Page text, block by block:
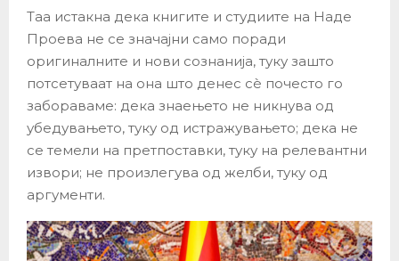
Таа истакна дека книгите и студиите на Наде
Проева не се значајни само поради
оригиналните и нови сознанија, туку зашто
потсетуваат на она што денес сѐ почесто го
забораваме: дека знаењето не никнува од
убедувањето, туку од истражувањето; дека не
се темели на претпоставки, туку на релевантни
извори; не произлегува од желби, туку од
аргументи.